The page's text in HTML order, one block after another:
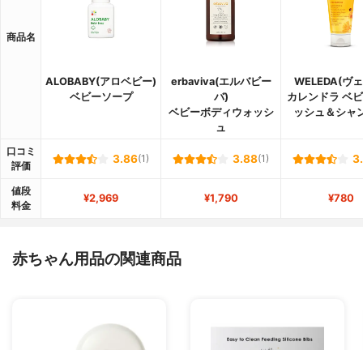
商品名
ALOBABY(アロベビー)
ベビーソープ
erbaviva(エルバビー
バ)
ベビーボディウォッシ
ュ
WELEDA(ヴ
カレンドラ ベ
ッシュ＆シャ
口コミ
評価
3.86(1) 3.88(1)
値段
料金
¥2,969 ¥1,790 ¥780
赤ちゃん用品の関連商品